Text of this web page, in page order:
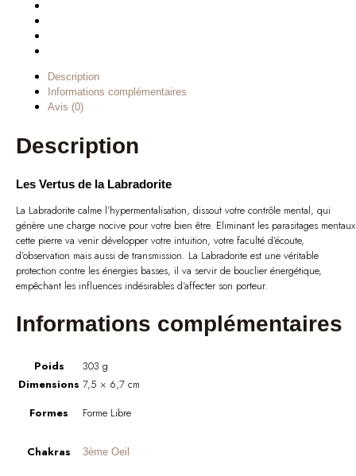
Description
Informations complémentaires
Avis (0)
Description
Les Vertus de la Labradorite
La Labradorite calme l’hypermentalisation, dissout votre contrôle mental, qui
génère une charge nocive pour votre bien être. Eliminant les parasitages
cette pierre va venir développer votre intuition, votre faculté d’écoute,
d’observation mais aussi de transmission. La Labradorite est une véritable
protection contre les énergies basses, il va servir de bouclier énergétique,
empêchant les influences indésirables d’affecter son porteur.
Informations complémentaires
Poids
303 g
Dimensions 7,5 × 6,7 cm
Formes
Forme Libre
Chakras 3ème Oeil